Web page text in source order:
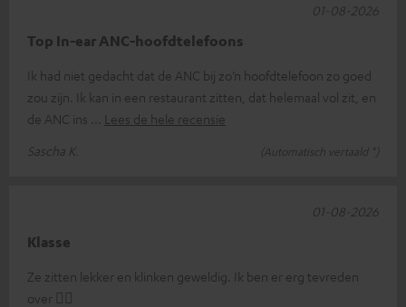
Top In-ear ANC-hoofdtelefoons
Ik had niet gedacht dat de ANC bij zo’n hoofdtelefoon zo goed
zou zijn. Ik kan in een restaurant zitten, dat helemaal vol zit, en
de ANC ins
Lees de hele recensie
Sascha K.
(Automatisch vertaald *)
01-08-2026
Klasse
Ze zitten lekker en klinken geweldig. Ik ben er erg tevreden
over 👍🏻
01-08-2026